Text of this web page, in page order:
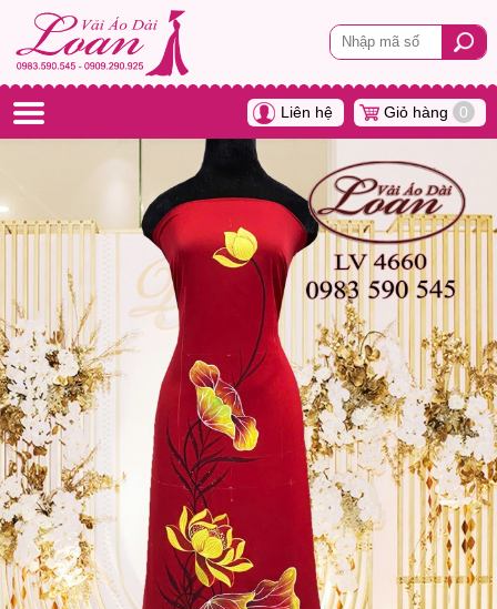
Liên hệ Giỏ hàng 0